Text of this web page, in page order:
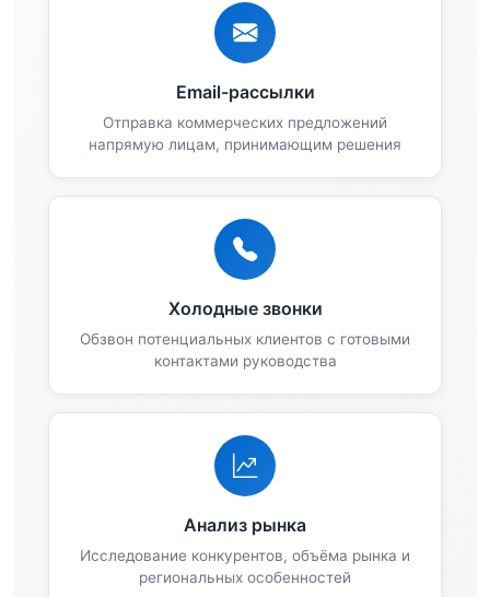
Email-рассылки
Отправка коммерческих предложений
напрямую лицам, принимающим решения
Холодные звонки
Обзвон потенциальных клиентов с готовыми
контактами руководства
Анализ рынка
Исследование конкурентов, объёма рынка и
региональных особенностей